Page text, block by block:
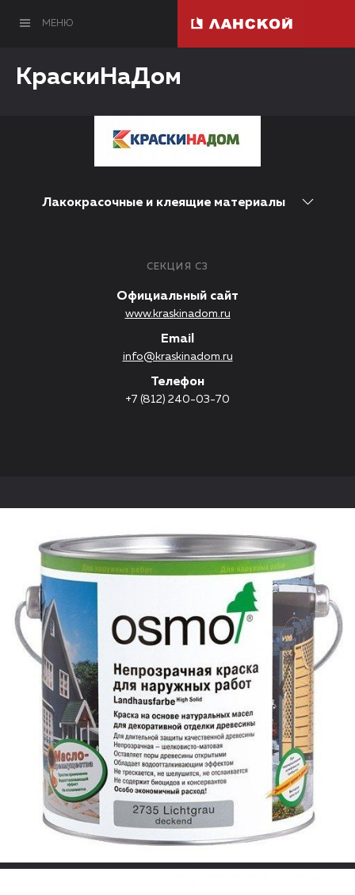
МЕНЮ
КраскиНаДом
Лакокрасочные и клеящие материалы
СЕКЦИЯ C3
Официальный сайт
www.kraskinadom.ru
Email
info@kraskinadom.ru
Телефон
+7 (812) 240-03-70